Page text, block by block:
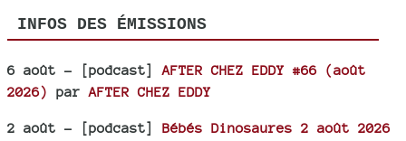
INFOS DES ÉMISSIONS
6 août - [podcast] AFTER CHEZ EDDY #66 (août
2026)
par AFTER CHEZ EDDY
2 août - [podcast] Bébés Dinosaures 2 août 2026